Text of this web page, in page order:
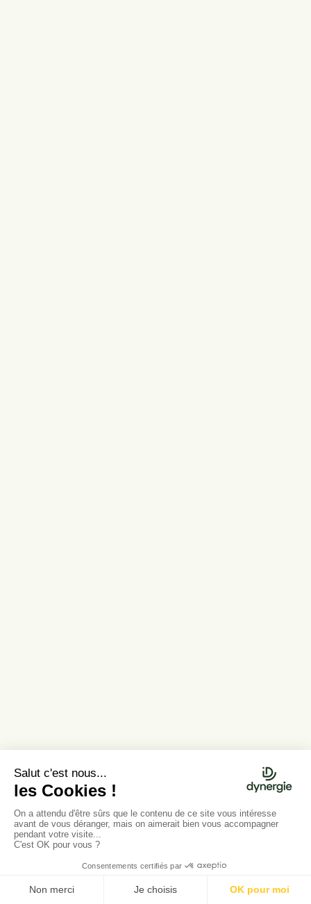
permet de
prévenir les écueils, de structurer
efficacement le projet et d’en
maximiser les chances de réussite